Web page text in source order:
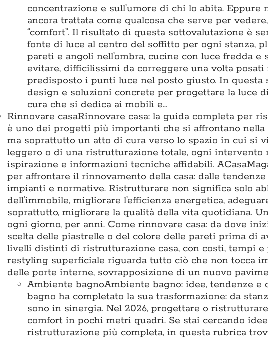
concentrazione e sull’umore di chi lo abita.
ancora trattata come qualcosa che serve per
“comfort”. Il risultato di questa sottovalutazione è
fonte di luce al centro del soffitto per ogni stanza,
pareti e angoli nell’ombra, cucine con luce fredda
evitare, difficilissimi da correggere una volta
predisposto i punti luce nel posto giusto. In
design e soluzioni concrete per progettare la luce
cura che si dedica ai mobili e…
Rinnovare casaRinnovare casa: la guida completa per
è uno dei progetti più importanti che si affrontano
ma soprattutto un atto di cura verso lo spazio in cui si
leggero o di una ristrutturazione totale, ogni intervento
ispirazione e informazioni tecniche affidabili.
per affrontare il rinnovamento della casa: dalle
impianti e normative. Ristrutturare non significa solo
dell’immobile, migliorare l’efficienza energetica,
soprattutto, migliorare la qualità della vita quotidiana.
ogni giorno, per anni. Come rinnovare casa: da dove
scelta delle piastrelle o del colore delle pareti prima di
livelli distinti di ristrutturazione casa, con costi, tempi
restyling superficiale riguarda tutto ciò che non tocca
delle porte interne, sovrapposizione di un nuovo
Ambiente bagnoAmbiente bagno: idee, tendenze
bagno ha completato la sua trasformazione: da
sono in sinergia. Nel 2026, progettare o
comfort in pochi metri quadri. Se stai cercando
ristrutturazione più completa, in questa rubrica